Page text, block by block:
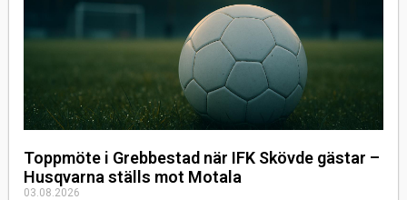
Toppmöte i Grebbestad när IFK Skövde gästar –
Husqvarna ställs mot Motala
03.08.2026